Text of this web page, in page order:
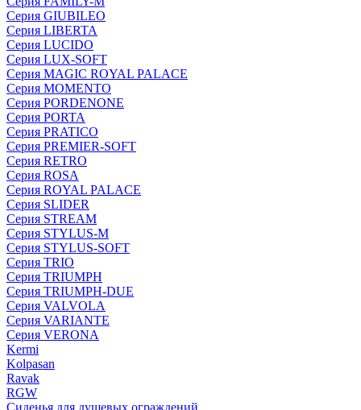
Серия GIUBILEO
Серия LIBERTA
Серия LUCIDO
Серия LUX-SOFT
Серия MAGIC ROYAL PALACE
Серия MOMENTO
Серия PORDENONE
Серия PORTA
Серия PRATICO
Серия PREMIER-SOFT
Серия RETRO
Серия ROSA
Серия ROYAL PALACE
Серия SLIDER
Серия STREAM
Серия STYLUS-M
Серия STYLUS-SOFT
Серия TRIO
Серия TRIUMPH
Серия TRIUMPH-DUE
Серия VALVOLA
Серия VARIANTE
Серия VERONA
Kermi
Kolpasan
Ravak
RGW
Сиденья для душевых ограждений